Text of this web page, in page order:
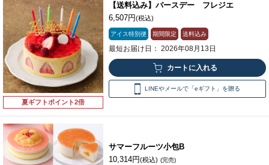
夏ギフトポイント2倍
【送料込み】バースデー フレジエ
6,507円(税込)
アイス特別便 期間限定 送料込み
最短お届け日： 2026年08月13日
LINEやメールで「eギフト」を贈る
サマーフルーツ小包B
10,314円(税込) (完売)